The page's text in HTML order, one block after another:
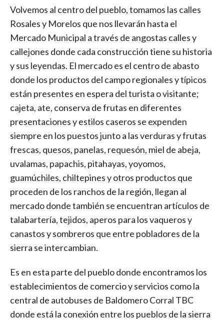
Volvemos al centro del pueblo, tomamos las calles
Rosales y Morelos que nos llevarán hasta el
Mercado Municipal a través de angostas calles y
callejones donde cada construcción tiene su historia
y sus leyendas. El mercado es el centro de abasto
donde los productos del campo regionales y típicos
están presentes en espera del turista o visitante;
cajeta, ate, conserva de frutas en diferentes
presentaciones y estilos caseros se expenden
siempre en los puestos junto a las verduras y frutas
frescas, quesos, panelas, requesón, miel de abeja,
uvalamas, papachis, pitahayas, yoyomos,
guamúchiles, chiltepines y otros productos que
proceden de los ranchos de la región, llegan al
mercado donde también se encuentran artículos de
talabartería, tejidos, aperos para los vaqueros y
canastos y sombreros que entre pobladores de la
sierra se intercambian.
Es en esta parte del pueblo donde encontramos los
establecimientos de comercio y servicios como la
central de autobuses de Baldomero Corral TBC
donde está la conexión entre los pueblos de la sierra